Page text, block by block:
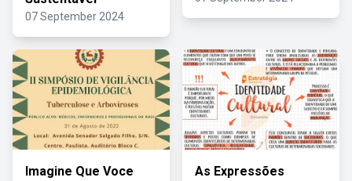
07 September 2024
Imagine Que Voce As Expressões